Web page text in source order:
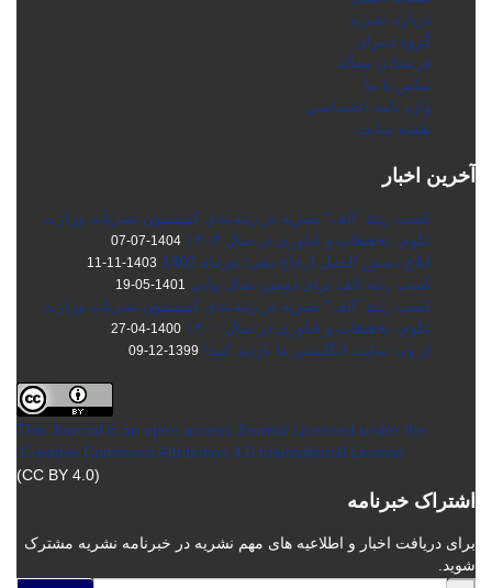
درباره نشریه
گروه دبیران
فرستادن مقاله
تماس با ما
واژه نامه اختصاصی
نقشه سایت
آخرین اخبار
کسب رتبه "الف" نشریه در رتبه‌بندی کمیسیون نشریات وزارت
علوم، تحقیقات و فناوری در سال ۱۴۰۳
1404-07-07
ابلاغ دستور العمل ارجاع دهی/ تیرماه 1402 1403-11-11
کسب رتبه الف برای دومین سال پیاپی 1401-05-19
کسب رتبه "الف" نشریه در رتبه‌بندی کمیسیون نشریات وزارت
علوم، تحقیقات و فناوری در سال ۱۴۰۰
1400-04-27
از وب سایت انگلیسی ما بازدید کنید! 1399-12-09
This Journal is an open access Journal Licensed under the
Creative Commons Attribution 4.0 International License
(CC BY 4.0)
اشتراک خبرنامه
برای دریافت اخبار و اطلاعیه های مهم نشریه در خبرنامه نشریه مشترک
شوید.